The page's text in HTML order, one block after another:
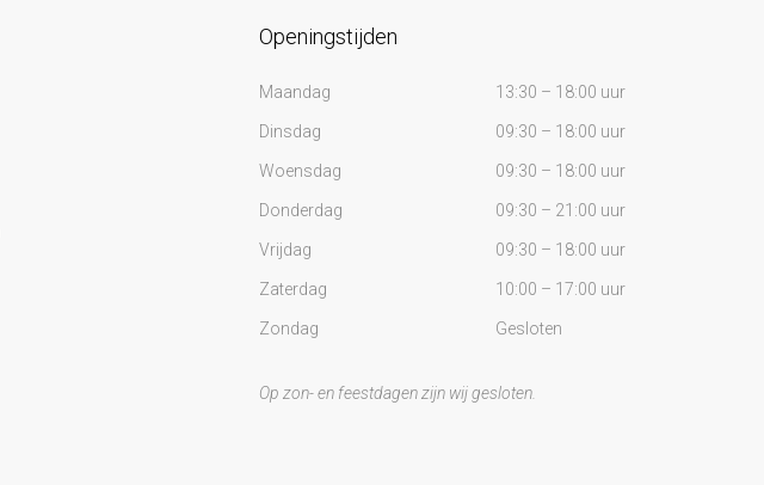
Openingstijden
Maandag 13:30 – 18:00 uur
Dinsdag 09:30 – 18:00 uur
Woensdag 09:30 – 18:00 uur
Donderdag 09:30 – 21:00 uur
Vrijdag 09:30 – 18:00 uur
Zaterdag 10:00 – 17:00 uur
Zondag Gesloten
Op zon- en feestdagen zijn wij gesloten.